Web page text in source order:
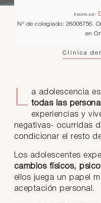
Escrito por:
Nº de colegiado: 28008756.
en
Clínica
La adolescencia
todas las
experiencias y
negativas- ocurridas
condicionar el resto
Los adolescentes
cambios físicos,
ellos juega un papel
aceptación personal.